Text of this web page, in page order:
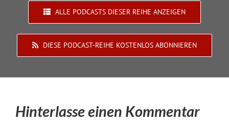
ALLE PODCASTS DIESER REIHE ANZEIGEN
DIESE PODCAST-REIHE KOSTENLOS ABONNIEREN
Hinterlasse einen Kommentar